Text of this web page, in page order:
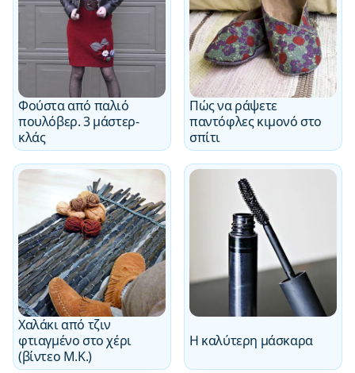
Φούστα από παλιό
πουλόβερ. 3 μάστερ-
κλάς
Πώς να ράψετε
παντόφλες κιμονό στο
σπίτι
Χαλάκι από τζιν
φτιαγμένο στο χέρι
(βίντεο M.K.)
Η καλύτερη μάσκαρα